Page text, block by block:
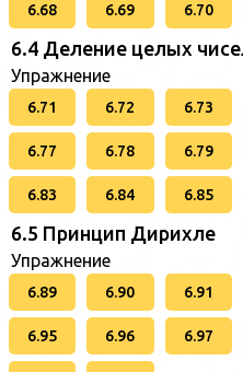
6.68 6.69 6.70
6.4 Деление целых
Упражнение
6.71 6.72 6.73
6.77 6.78 6.79
6.83 6.84 6.85
6.5 Принцип Дирихле
Упражнение
6.89 6.90 6.91
6.95 6.96 6.97